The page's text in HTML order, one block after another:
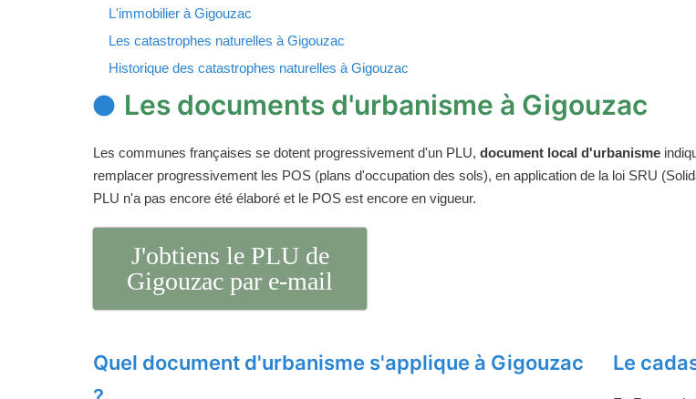
L'immobilier à Gigouzac
Les catastrophes naturelles à Gigouzac
Historique des catastrophes naturelles à Gigouzac
Les documents d'urbanisme à Gigouzac
Les communes françaises se dotent progressivement d'un PLU, document local d'urbanisme
remplacer progressivement les POS (plans d'occupation des sols), en application de la loi SRU
PLU n'a pas encore été élaboré et le POS est encore en vigueur.
J'obtiens le PLU de
Gigouzac par e-mail
Quel document d'urbanisme s'applique à Gigouzac
Le